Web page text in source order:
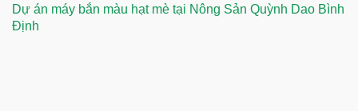
Dự án máy bắn màu hạt mè tại Nông Sản Quỳnh Dao Bình
Định